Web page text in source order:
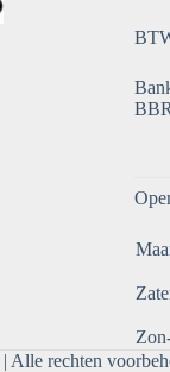
| Alle rechten